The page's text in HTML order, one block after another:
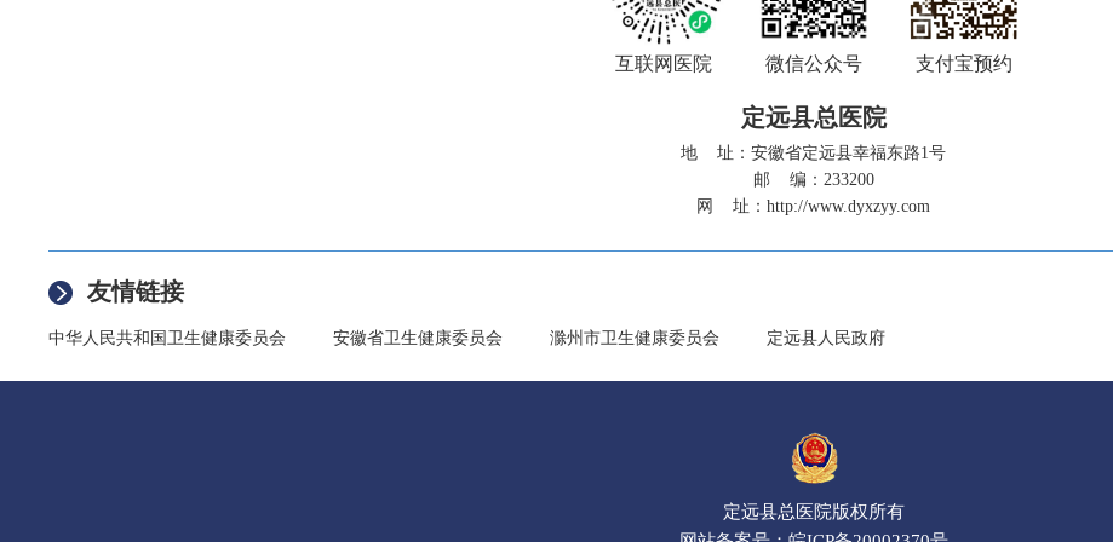
互联网医院 微信公众号 支付宝预约
定远县总医院
地 址：安徽省定远县幸福东路1号
邮 编：233200
网 址：http://www.dyxzyy.com
友情链接
中华人民共和国卫生健康委员会 安徽省卫生健康委员会 滁州市卫生健康委员会 定远县人民政府
定远县总医院版权所有